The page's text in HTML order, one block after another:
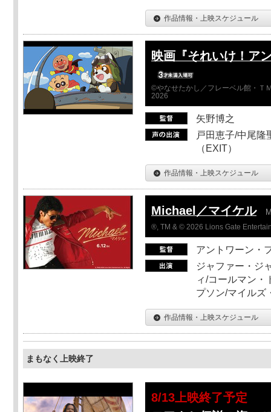
作品情報・上映スケジュール
映画『それいけ！ア
©やなせたかし／フレーベル館・Ｔ
2026
矢野博之
戸田恵子/中尾隆
（EXIT）
作品情報・上映スケジュール
Michael／マイケル
®, TM & © 2026 Lions Gate
アントワーン・
ジャファー・ジ
ィ/コールマン・
プソン/マイルズ
作品情報・上映スケジュール
まもなく上映終了
8/13上映終了予定